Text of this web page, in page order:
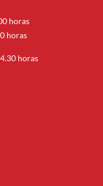
horas
horas
horas